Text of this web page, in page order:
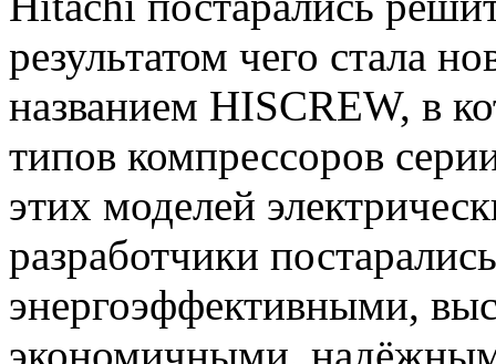
результатом чего стала
названием HISCREW, в
типов компрессоров
этих моделей
разработчики
энергоэффективными,
экономичными,